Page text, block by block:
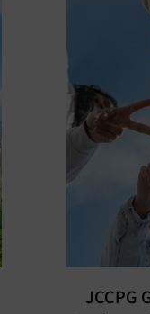
JCCPG